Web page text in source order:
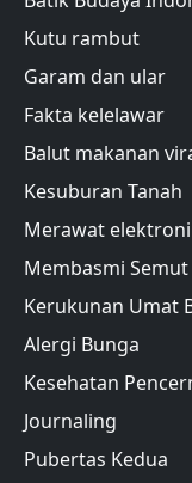
Kutu rambut
Garam dan ular
Fakta kelelawar
Balut makanan
Kesuburan Tanah
Merawat
Membasmi Semut
Kerukunan Umat
Alergi Bunga
Kesehatan
Journaling
Pubertas Kedua